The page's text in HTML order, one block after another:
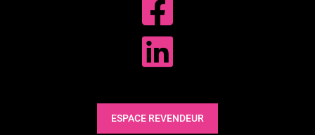
ESPACE REVENDEUR